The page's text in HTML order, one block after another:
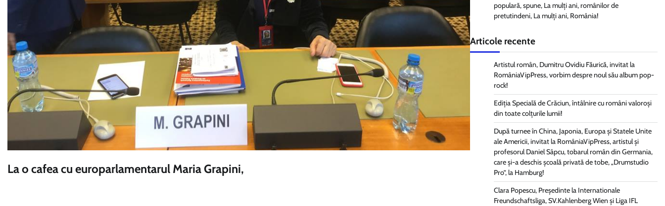
La o cafea cu europarlamentarul Maria Grapini,
populară, spune, La mulți ani, românilor de
pretutindeni, La mulți ani, România!
Articole recente
Artistul român, Dumitru Ovidiu Făurică, invitat la
RomâniaVipPress, vorbim despre noul său album pop-
rock!
Ediția Specială de Crăciun, întâlnire cu români valoroși
din toate colțurile lumii!
După turnee în China, Japonia, Europa și Statele Unite
ale Americii, invitat la RomâniaVipPress, artistul și
profesorul Daniel Sâpcu, tobarul român din Germania,
care și-a deschis școală privată de tobe, „Drumstudio
Pro”, la Hamburg!
Clara Popescu, Președinte la Internationale
Freundschaftsliga, SV.Kahlenberg Wien şi Liga IFL